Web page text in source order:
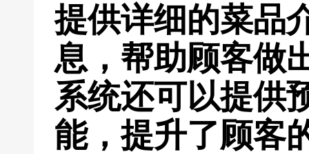
提供详细的菜品
息，帮助顾客做
系统还可以提供
能，提升了顾客